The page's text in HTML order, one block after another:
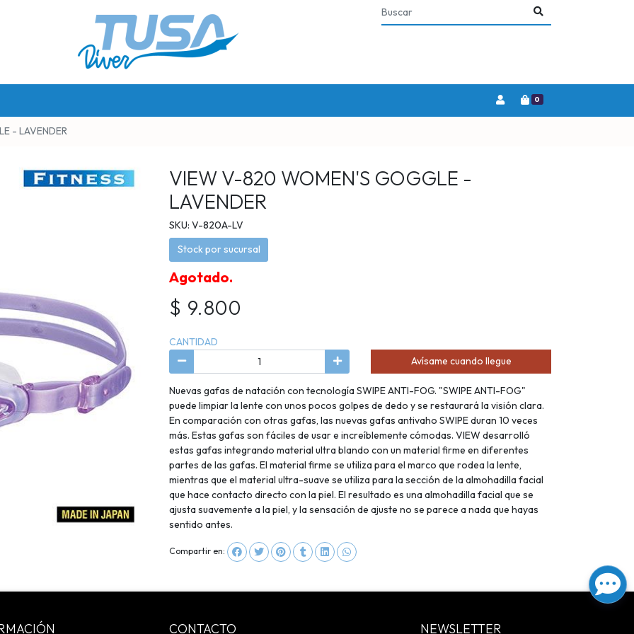
0
- LAVENDER
VIEW V-820 WOMEN'S GOGGLE -
LAVENDER
SKU: V-820A-LV
Stock por sucursal
Agotado.
$ 9.800
CANTIDAD
Avísame cuando llegue
Nuevas gafas de natación con tecnología SWIPE ANTI-FOG. "SWIPE ANTI-FOG"
puede limpiar la lente con unos pocos golpes de dedo y se restaurará la visión clara.
En comparación con otras gafas, las nuevas gafas antivaho SWIPE duran 10 veces
más. Estas gafas son fáciles de usar e increíblemente cómodas. VIEW desarrolló
estas gafas integrando material ultra blando con un material firme en diferentes
partes de las gafas. El material firme se utiliza para el marco que rodea la lente,
mientras que el material ultra-suave se utiliza para la sección de la almohadilla facial
que hace contacto directo con la piel. El resultado es una almohadilla facial que se
ajusta suavemente a la piel, y la sensación de ajuste no se parece a nada que hayas
sentido antes.
Compartir en:
CONTACTO NEWSLETTER